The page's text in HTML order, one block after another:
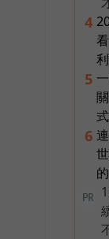
4
5
6
PR